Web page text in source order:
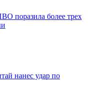
поразила более трех
нанес удар по